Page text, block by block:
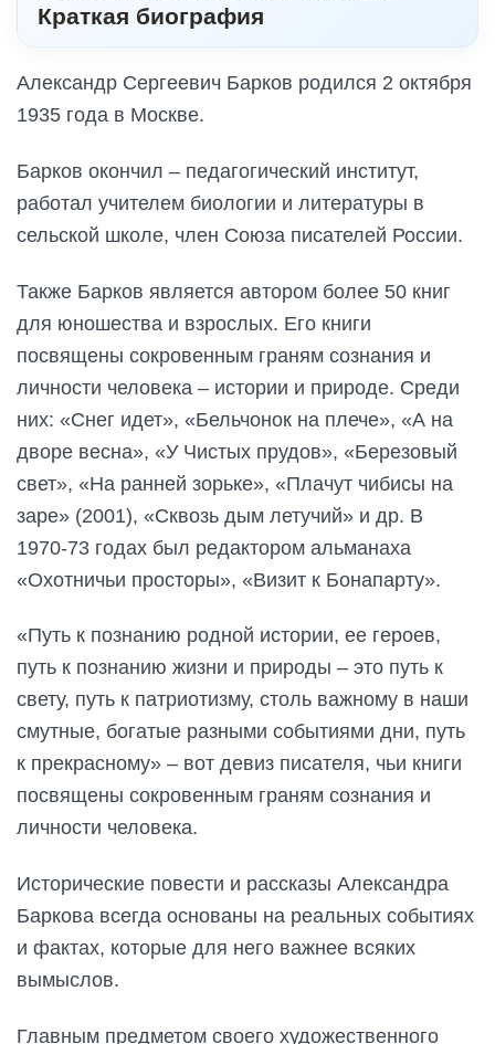
Краткая биография
Александр Сергеевич Барков родился 2 октября
1935 года в Москве.
Барков окончил – педагогический институт,
работал учителем биологии и литературы в
сельской школе, член Союза писателей России.
Также Барков является автором более 50 книг
для юношества и взрослых. Его книги
посвящены сокровенным граням сознания и
личности человека – истории и природе. Среди
них: «Снег идет», «Бельчонок на плече», «А на
дворе весна», «У Чистых прудов», «Березовый
свет», «На ранней зорьке», «Плачут чибисы на
заре» (2001), «Сквозь дым летучий» и др. В
1970-73 годах был редактором альманаха
«Охотничьи просторы», «Визит к Бонапарту».
«Путь к познанию родной истории, ее героев,
путь к познанию жизни и природы – это путь к
свету, путь к патриотизму, столь важному в наши
смутные, богатые разными событиями дни, путь
к прекрасному» – вот девиз писателя, чьи книги
посвящены сокровенным граням сознания и
личности человека.
Исторические повести и рассказы Александра
Баркова всегда основаны на реальных событиях
и фактах, которые для него важнее всяких
вымыслов.
Главным предметом своего художественного